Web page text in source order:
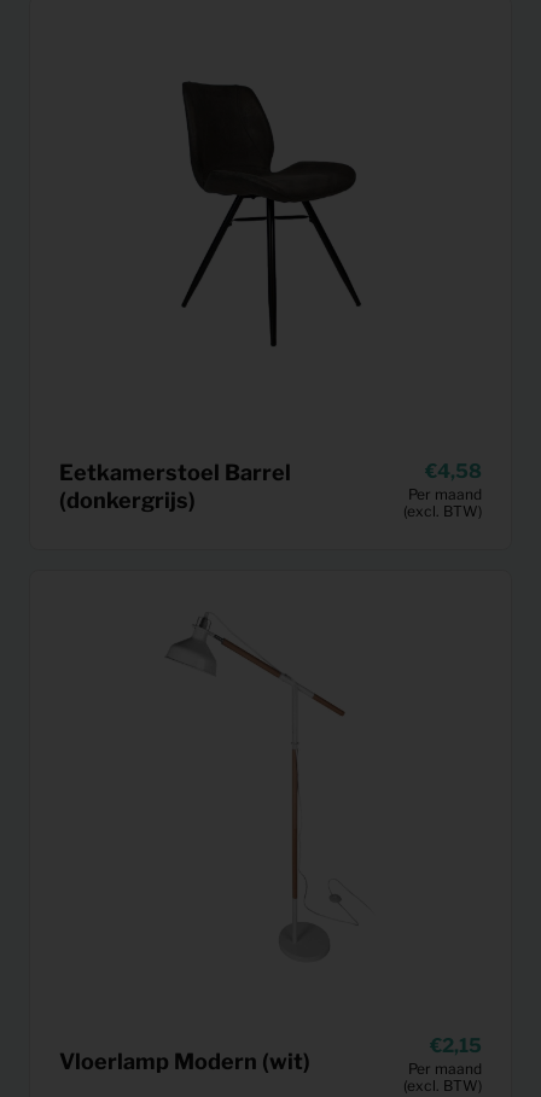
Eetkamerstoel Barrel
(donkergrijs)
4,58
Per maand
(excl. BTW)
Vloerlamp Modern (wit)
2,15
Per maand
(excl. BTW)